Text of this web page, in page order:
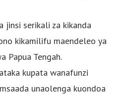
jinsi serikali za kikanda
kikamilifu maendeleo ya
Papua Tengah.
kupata wanafunzi
unaolenga kuondoa